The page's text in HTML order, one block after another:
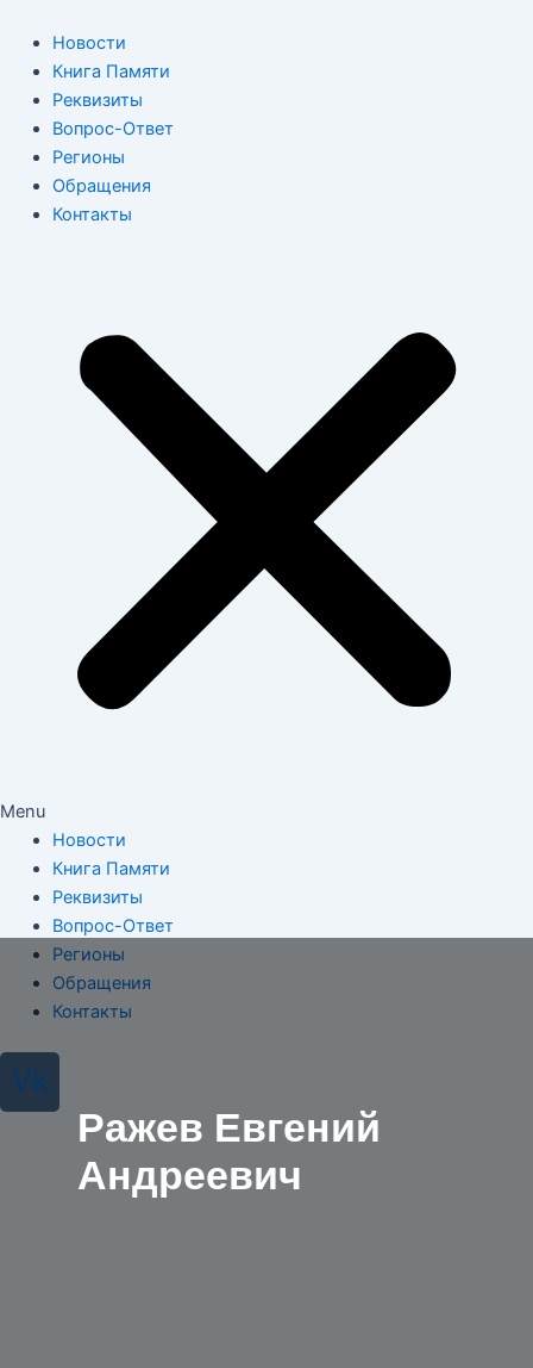
содержимому
Новости
Книга Памяти
Реквизиты
Вопрос-Ответ
Регионы
Обращения
Контакты
Menu
Новости
Книга Памяти
Реквизиты
Вопрос-Ответ
Регионы
Обращения
Контакты
Vk
Ражев Евгений
Андреевич